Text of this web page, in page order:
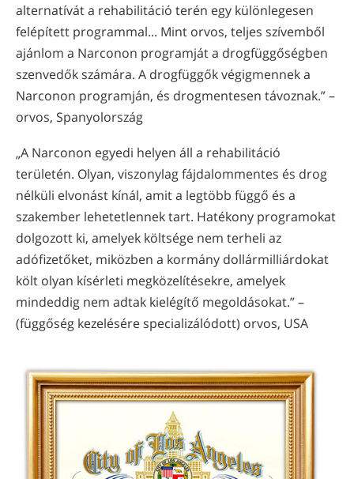
alternatívát a rehabilitáció terén egy különlegesen
felépített programmal... Mint orvos, teljes szívemből
ajánlom a Narconon programját a drogfüggőségben
szenvedők számára. A drogfüggők végigmennek a
Narconon programján, és drogmentesen távoznak.” –
orvos, Spanyolország
„A Narconon egyedi helyen áll a rehabilitáció
területén. Olyan, viszonylag fájdalommentes és drog
nélküli elvonást kínál, amit a legtöbb függő és a
szakember lehetetlennek tart. Hatékony programokat
dolgozott ki, amelyek költsége nem terheli az
adófizetőket, miközben a kormány dollármilliárdokat
költ olyan kísérleti megközelítésekre, amelyek
mindeddig nem adtak kielégítő megoldásokat.” –
(függőség kezelésére specializálódott) orvos, USA